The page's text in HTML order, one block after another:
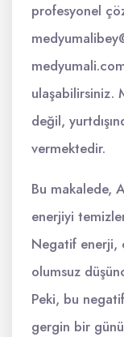
profesyonel
ulaşabilirsiniz.
değil,
vermektedir.
Bu makalede,
enerjiyi
Negatif enerji,
olumsuz
Peki, bu
gergin bir